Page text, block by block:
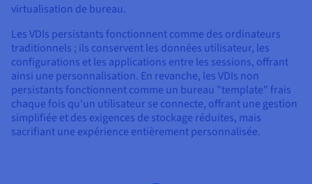
virtualisation de bureau.
Les VDIs persistants fonctionnent comme des ordinateurs
traditionnels ; ils conservent les données utilisateur, les
configurations et les applications entre les sessions, offrant
ainsi une personnalisation. En revanche, les VDIs non
persistants fonctionnent comme un bureau "template" frais
chaque fois qu'un utilisateur se connecte, offrant une gestion
simplifiée et des exigences de stockage réduites, mais
sacrifiant une expérience entièrement personnalisée.